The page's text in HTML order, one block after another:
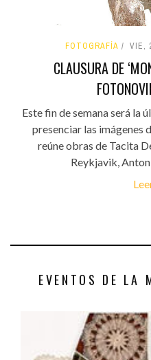
FOTOGRAFÍA VIE,
CLAUSURA DE
Este fin de semana será la
presenciar las imágenes
reúne obras de Tacita
Reykjavik,
EVENTOS DE LA